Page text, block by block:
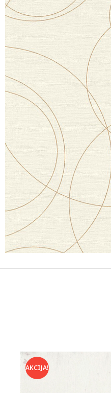
AKCIJA!